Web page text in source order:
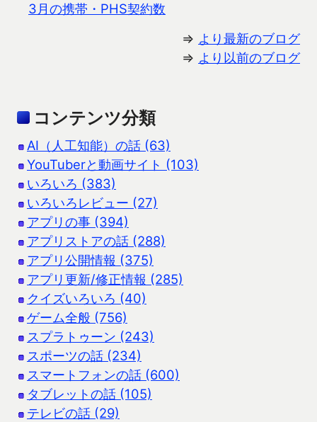
3月の携帯・PHS契約数
⇒ より最新のブログ
⇒ より以前のブログ
コンテンツ分類
AI（人工知能）の話 (63)
YouTuberと動画サイト (103)
いろいろ (383)
いろいろレビュー (27)
アプリの事 (394)
アプリストアの話 (288)
アプリ公開情報 (375)
アプリ更新/修正情報 (285)
クイズいろいろ (40)
ゲーム全般 (756)
スプラトゥーン (243)
スポーツの話 (234)
スマートフォンの話 (600)
タブレットの話 (105)
テレビの話 (29)